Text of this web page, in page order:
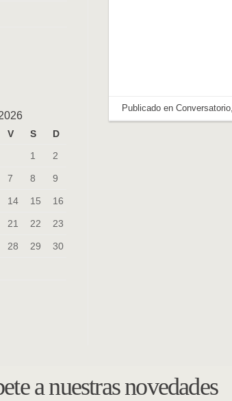
V S
D
1
2
7 8 9
14 15 16
21 22 23
28 29 30
Publicado en Conversatorio,
a nuestras novedades